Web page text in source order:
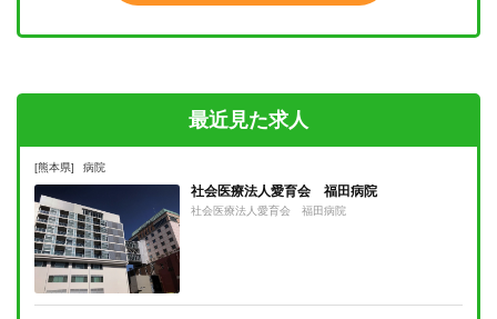
最近見た求人
[熊本県] 病院
社会医療法人愛育会 福田病院
社会医療法人愛育会 福田病院